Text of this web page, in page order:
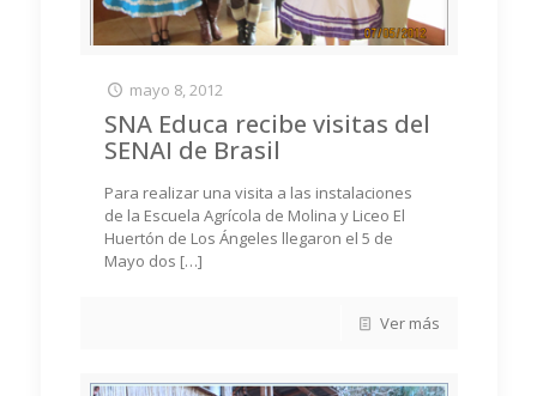
mayo 8, 2012
SNA Educa recibe visitas del
SENAI de Brasil
Para realizar una visita a las instalaciones
de la Escuela Agrícola de Molina y Liceo El
Huertón de Los Ángeles llegaron el 5 de
Mayo dos […]
Ver más